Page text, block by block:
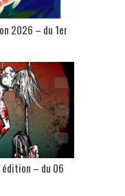
2026 – du 1er
édition – du 06